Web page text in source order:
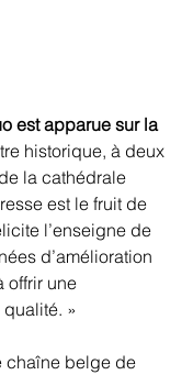
est apparue sur la
historique, à deux
la cathédrale
est le fruit de
l’enseigne de
d’amélioration
offrir une
»
chaîne belge de